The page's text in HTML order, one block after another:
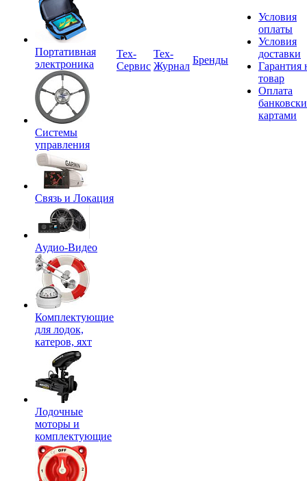
Портативная
электроника
Системы
управления
Связь и Локация
Аудио-Видео
Комплектующие
для лодок,
катеров, яхт
Лодочные
моторы и
комплектующие
Tex-
Сервис
Тех-
Журнал
Бренды
Условия
оплаты
Условия
доставки
Гарантия
товар
Оплата
картами